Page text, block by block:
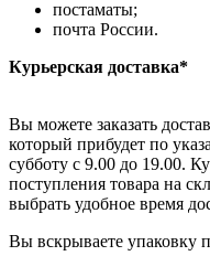
постаматы;
почта России.
Курьерская доставка*
Вы можете заказать
который прибудет по
субботу с 9.00 до 19.00.
поступления товара на
выбрать удобное время
Вы вскрываете упаковку